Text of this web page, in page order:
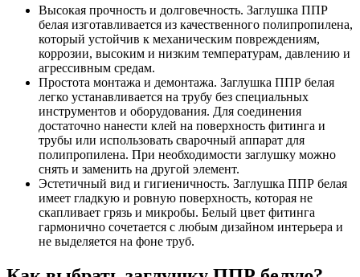
Высокая прочность и долговечность. Заглушка ППР
белая изготавливается из качественного полипропилена,
который устойчив к механическим повреждениям,
коррозии, высоким и низким температурам, давлению и
агрессивным средам.
Простота монтажа и демонтажа. Заглушка ППР белая
легко устанавливается на трубу без специальных
инструментов и оборудования. Для соединения
достаточно нанести клей на поверхность фитинга и
трубы или использовать сварочный аппарат для
полипропилена. При необходимости заглушку можно
снять и заменить на другой элемент.
Эстетичный вид и гигиеничность. Заглушка ППР белая
имеет гладкую и ровную поверхность, которая не
скапливает грязь и микробы. Белый цвет фитинга
гармонично сочетается с любым дизайном интерьера и
не выделяется на фоне труб.